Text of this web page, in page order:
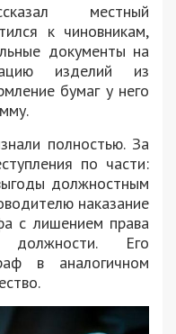
местный
к чиновникам,
документы на
изделий из
бумаг у него
полностью. За
по части:
должностным
наказание
с лишением права
должности. Его
в аналогичном